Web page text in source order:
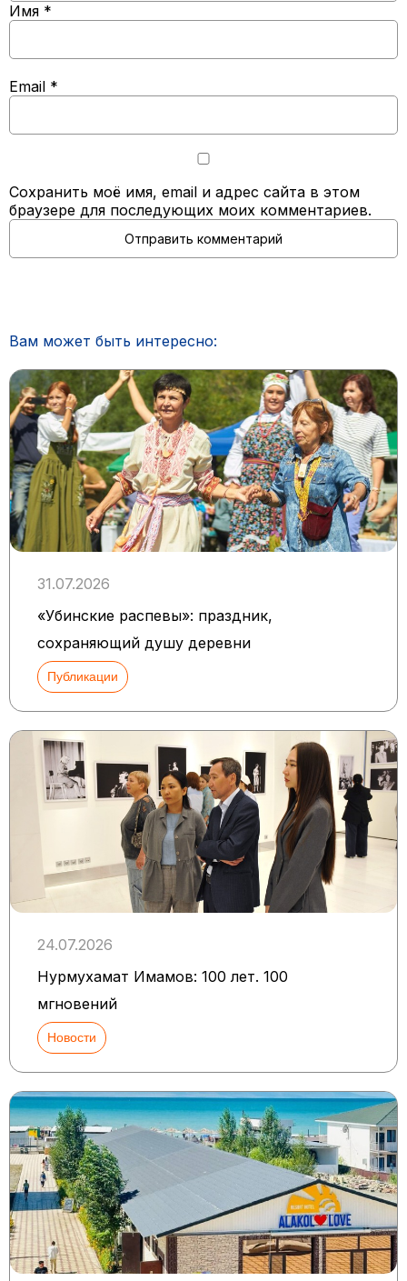
Имя *
Email *
Сохранить моё имя, email и адрес сайта в этом
браузере для последующих моих комментариев.
Вам может быть интересно:
31.07.2026
«Убинские распевы»: праздник,
сохраняющий душу деревни
Публикации
24.07.2026
Нурмухамат Имамов: 100 лет. 100
мгновений
Новости